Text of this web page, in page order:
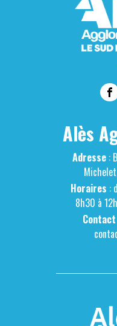
Alès
Adresse :
Horaires :
8h30 à
Contact